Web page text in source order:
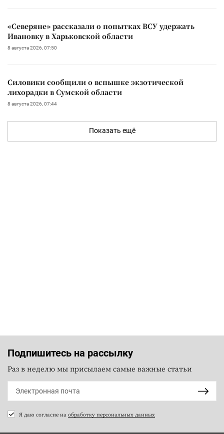
«Северяне» рассказали о попытках ВСУ удержать
Ивановку в Харьковской области
8 августа 2026, 07:50
Силовики сообщили о вспышке экзотической
лихорадки в Сумской области
8 августа 2026, 07:44
Показать ещё
Подпишитесь на рассылку
Раз в неделю мы присылаем самые важные статьи
Я даю согласие на обработку персональных данных